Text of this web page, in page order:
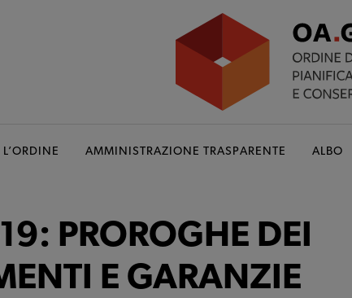
L’ORDINE AMMINISTRAZIONE TRASPARENTE ALBO
PROROGHE DEI
E GARANZIE